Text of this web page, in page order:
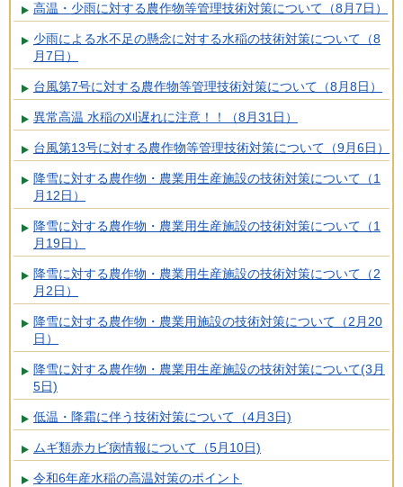
高温・少雨に対する農作物等管理技術対策について（8月7日）
少雨による水不足の懸念に対する水稲の技術対策について（8
月7日）
台風第7号に対する農作物等管理技術対策について（8月8日）
異常高温 水稲の刈遅れに注意！！（8月31日）
台風第13号に対する農作物等管理技術対策について（9月6日）
降雪に対する農作物・農業用生産施設の技術対策について（1
月12日）
降雪に対する農作物・農業用生産施設の技術対策について（1
月19日）
降雪に対する農作物・農業用生産施設の技術対策について（2
月2日）
降雪に対する農作物・農業用施設の技術対策について（2月20
日）
降雪に対する農作物・農業用生産施設の技術対策について(3月
5日)
低温・降霜に伴う技術対策について（4月3日)
ムギ類赤カビ病情報について（5月10日)
令和6年産水稲の高温対策のポイント